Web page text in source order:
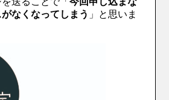
なくなってしまう 」と思いま